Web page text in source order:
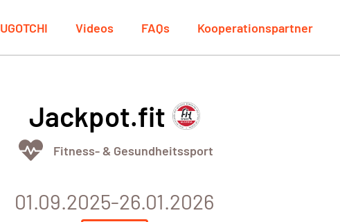
UGOTCHI Videos FAQs Kooperationspartner
Jackpot.fit
Fitness- & Gesundheitssport
01.09.2025-26.01.2026